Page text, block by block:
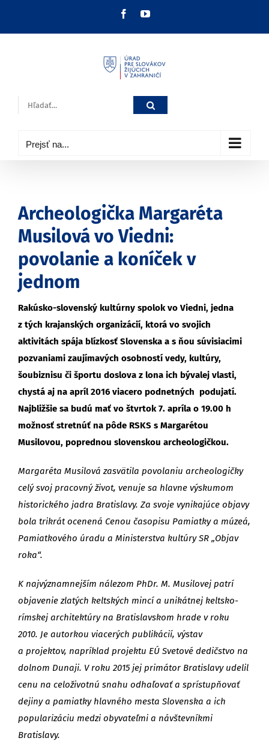
FacebookYouTube
Hľadať:
Prejsť na...
Archeologička Margaréta
Musilová vo Viedni:
povolanie a koníček v
jednom
Rakúsko-slovenský kultúrny spolok vo Viedni, jedna
z tých krajanských organizácií, ktorá vo svojich
aktivitách spája blízkosť Slovenska a s ňou súvisiacimi
pozvaniami zaujímavých osobností vedy, kultúry,
šoubiznisu či športu doslova z lona ich bývalej vlasti,
chystá aj na apríl 2016 viacero podnetných podujatí.
Najbližšie sa budú mať vo štvrtok 7. apríla o 19.00 h
možnosť stretnúť na pôde RSKS s Margarétou
Musilovou, poprednou slovenskou archeologičkou.
Margaréta Musilová zasvätila povolaniu archeologičky
celý svoj pracovný život, venuje sa hlavne výskumom
historického jadra Bratislavy. Za svoje vynikajúce objavy
bola trikrát ocenená Cenou časopisu Pamiatky a múzeá,
Pamiatkového úradu a Ministerstva kultúry SR „Objav
roka“.
K najvýznamnejším nálezom PhDr. M. Musilovej patrí
objavenie zlatých keltských mincí a unikátnej keltsko-
rímskej architektúry na Bratislavskom hrade v roku
2010. Je autorkou viacerých publikácií, výstav
a projektov, napríklad projektu EÚ Svetové dedičstvo na
dolnom Dunaji. V roku 2015 jej primátor Bratislavy udelil
cenu na celoživotnú snahu odhaľovať a sprístupňovať
dejiny a pamiatky hlavného mesta Slovenska a ich
popularizáciu medzi obyvateľmi a návštevníkmi
Bratislavy.